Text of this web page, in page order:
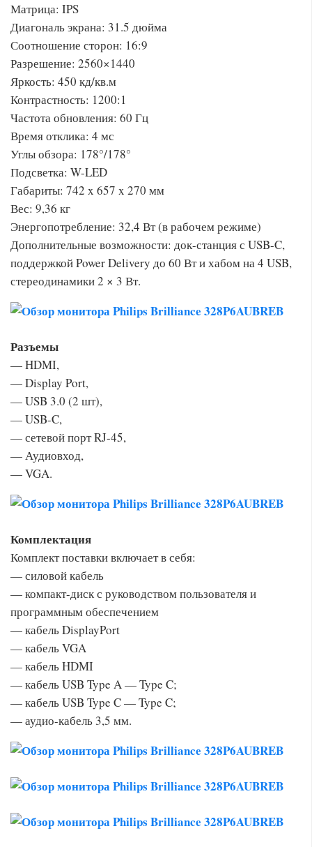
Матрица: IPS
Диагональ экрана: 31.5 дюйма
Соотношение сторон: 16:9
Разрешение: 2560×1440
Яркость: 450 кд/кв.м
Контрастность: 1200:1
Частота обновления: 60 Гц
Время отклика: 4 мс
Углы обзора: 178°/178°
Подсветка: W-LED
Габариты: 742 x 657 x 270 мм
Вес: 9,36 кг
Энергопотребление: 32,4 Вт (в рабочем режиме)
Дополнительные возможности: док-станция с USB-C,
поддержкой Power Delivery до 60 Вт и хабом на 4 USB,
стереодинамики 2 × 3 Вт.
Разъемы
— HDMI,
— Display Port,
— USB 3.0 (2 шт),
— USB-C,
— сетевой порт RJ-45,
— Аудиовход,
— VGA.
Комплектация
Комплект поставки включает в себя:
— силовой кабель
— компакт-диск с руководством пользователя и
программным обеспечением
— кабель DisplayPort
— кабель VGA
— кабель HDMI
— кабель USB Type A — Type C;
— кабель USB Type C — Type C;
— аудио-кабель 3,5 мм.